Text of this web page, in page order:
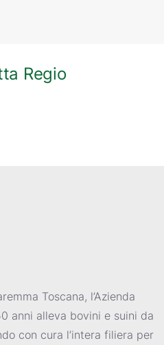
Regio
Toscana, l’Azienda
anni alleva bovini e suini da
con cura l’intera filiera per